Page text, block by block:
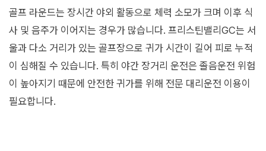
골프 라운드는 장시간 야외 활동으로 체력 소모가 크며 이후 식
사 및 음주가 이어지는 경우가 많습니다. 프리스틴밸리GC는 서
울과 다소 거리가 있는 골프장으로 귀가 시간이 길어 피로 누적
이 심해질 수 있습니다. 특히 야간 장거리 운전은 졸음운전 위험
이 높아지기 때문에 안전한 귀가를 위해 전문 대리운전 이용이
필요합니다.